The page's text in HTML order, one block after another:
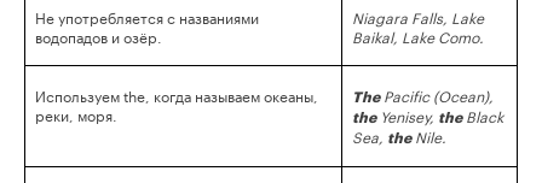
Не употребляется с названиями
водопадов и озёр.
Niagara Falls, Lake
Baikal, Lake Como.
Используем the, когда называем океаны,
реки, моря.
ThePacific (Ocean),
theYenisey, theBlack
Sea, theNile.